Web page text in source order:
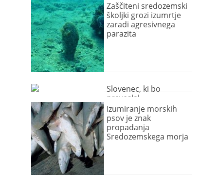
Zaščiteni sredozemski
školjki grozi izumrtje
zaradi agresivnega
parazita
Slovenec, ki bo
preveslal
Sredozemsko morje
Izumiranje morskih
psov je znak
propadanja
Sredozemskega morja